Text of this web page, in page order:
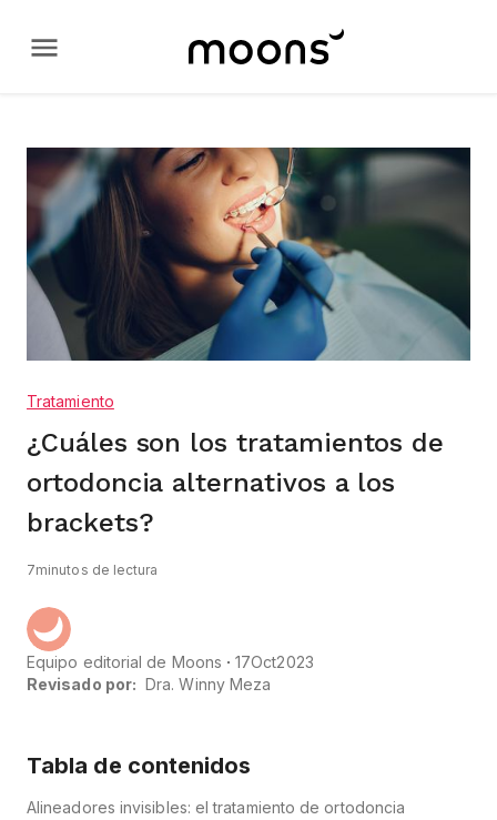
Tratamiento
¿Cuáles son los tratamientos de
ortodoncia alternativos a los
brackets?
7minutos de lectura
Equipo editorial de Moons 17Oct2023
Revisado por: Dra. Winny Meza
Tabla de contenidos
Alineadores invisibles: el tratamiento de ortodoncia